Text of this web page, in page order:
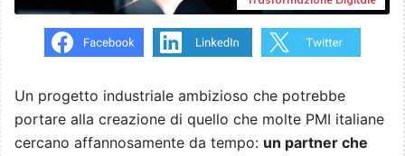
Un progetto industriale ambizioso che potrebbe
portare alla creazione di quello che molte PMI italiane
cercano affannosamente da tempo: un partner che